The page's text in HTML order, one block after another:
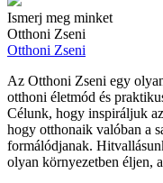
Ismerj meg minket
Otthoni Zseni
Otthoni Zseni
Az Otthoni Zseni egy
otthoni életmód és
Célunk, hogy inspiráljuk
hogy otthonaik valóban a
formálódjanak.
olyan környezetben éljen,